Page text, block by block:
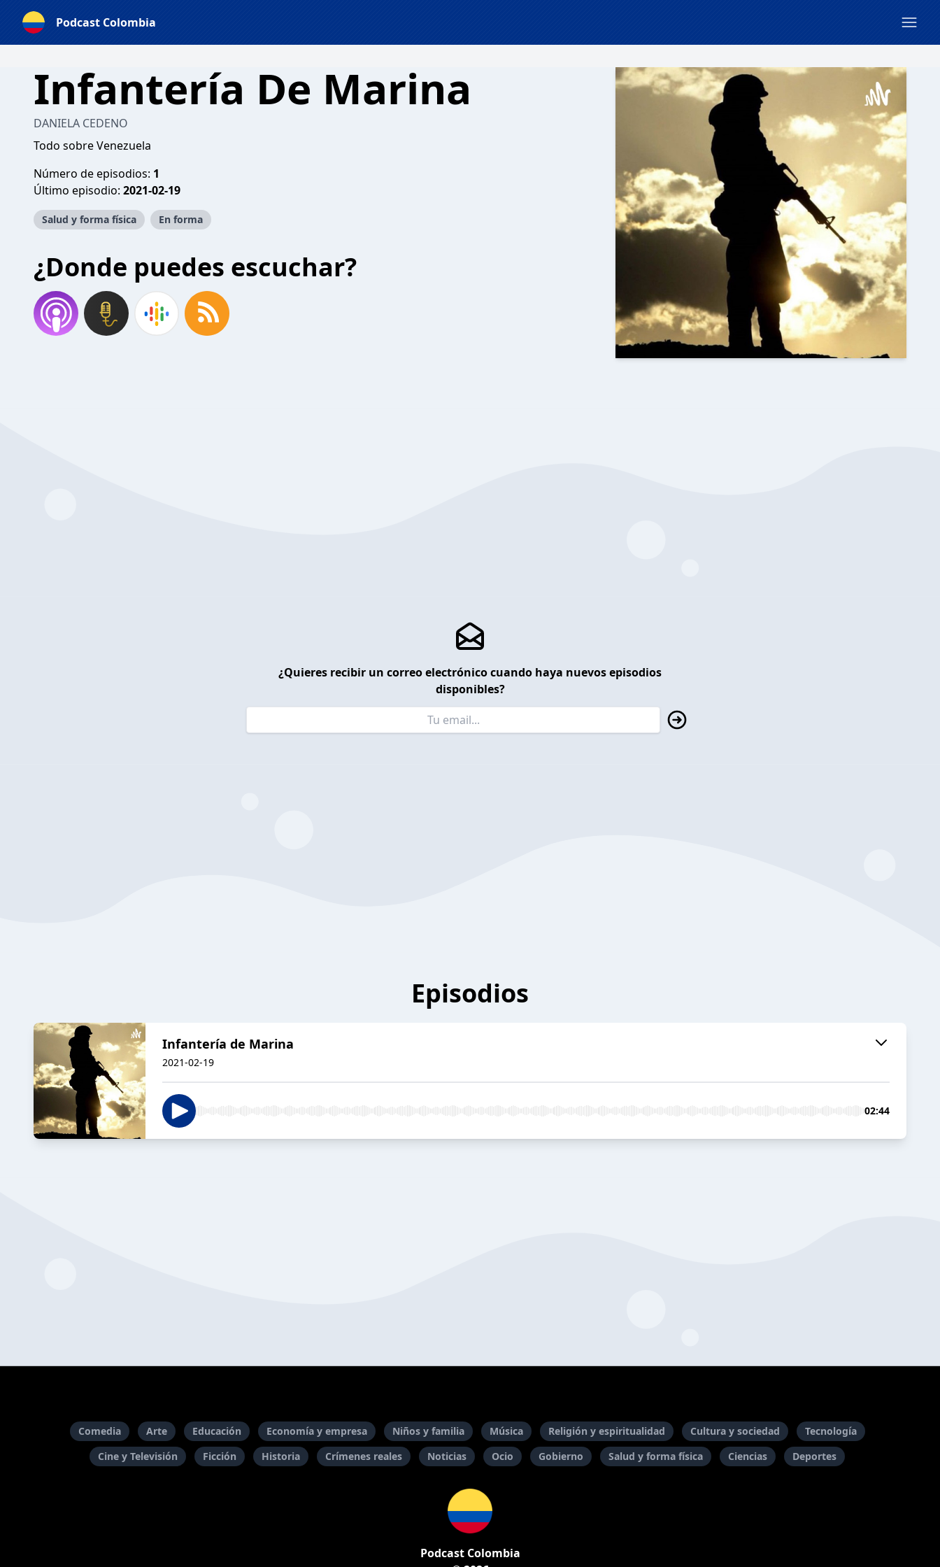
Podcast Colombia
Infantería De Marina
DANIELA CEDENO
Todo sobre Venezuela
Número de episodios: 1
Último episodio: 2021-02-19
Salud y forma física En forma
¿Donde puedes escuchar?
¿Quieres recibir un correo electrónico cuando haya nuevos episodios
disponibles?
Episodios
Infantería de Marina
2021-02-19
02:44
Comedia Arte Educación Economía y empresa Niños y familia Música Religión y espiritualidad Cultura y sociedad
Tecnología
Cine y Televisión
Ficción Historia Crímenes reales Noticias Ocio Gobierno Salud y forma física Ciencias Deportes
Podcast Colombia